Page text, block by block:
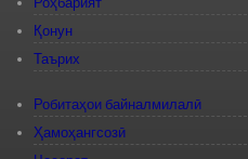
Қонун
Таърих
Робитаҳои байналмилалӣ
Ҳамоҳангсозӣ